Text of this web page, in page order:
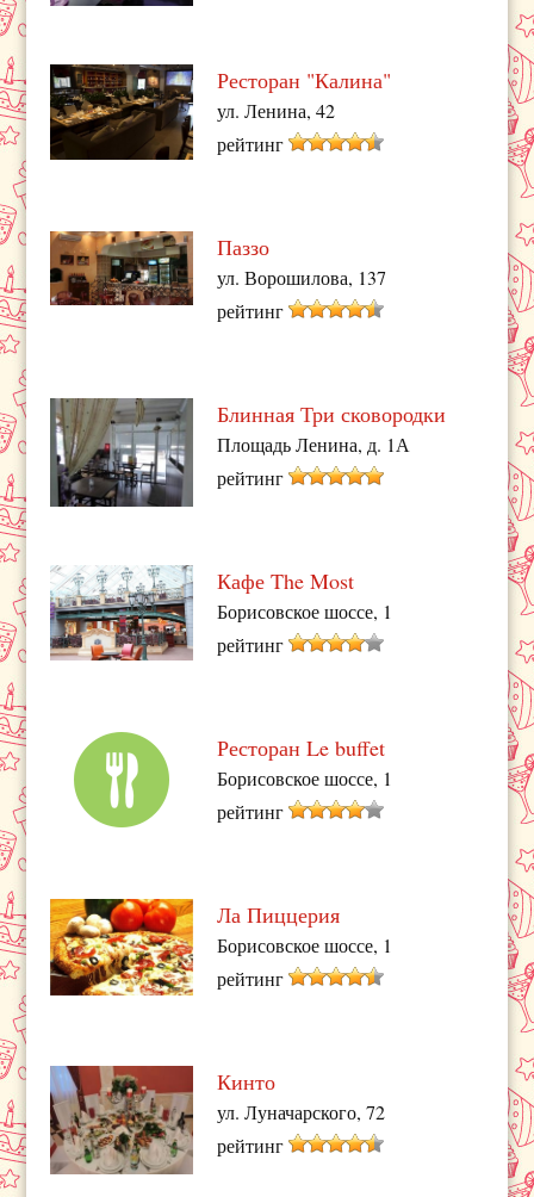
Ресторан "Калина"
ул. Ленина, 42
рейтинг
Паззо
ул. Ворошилова, 137
рейтинг
Блинная Три сковородки
Площадь Ленина, д. 1А
рейтинг
Кафе The Most
Борисовское шоссе, 1
рейтинг
Ресторан Le buffet
Борисовское шоссе, 1
рейтинг
Ла Пиццерия
Борисовское шоссе, 1
рейтинг
Кинто
ул. Луначарского, 72
рейтинг